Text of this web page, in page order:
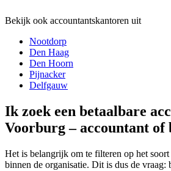
Bekijk ook accountantskantoren uit
Nootdorp
Den Haag
Den Hoorn
Pijnacker
Delfgauw
Ik zoek een betaalbare
Voorburg – accountant of
Het is belangrijk om te filteren op het
binnen de organisatie. Dit is dus de vraag: